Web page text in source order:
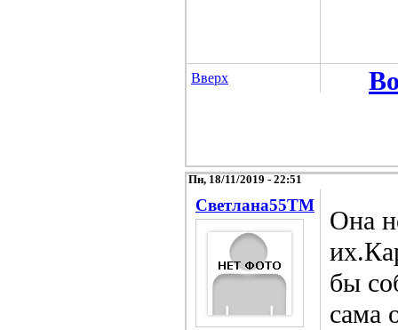
Вверх
Пн, 18/11/2019 - 22:51
Светлана55TM
Она
бы
сама